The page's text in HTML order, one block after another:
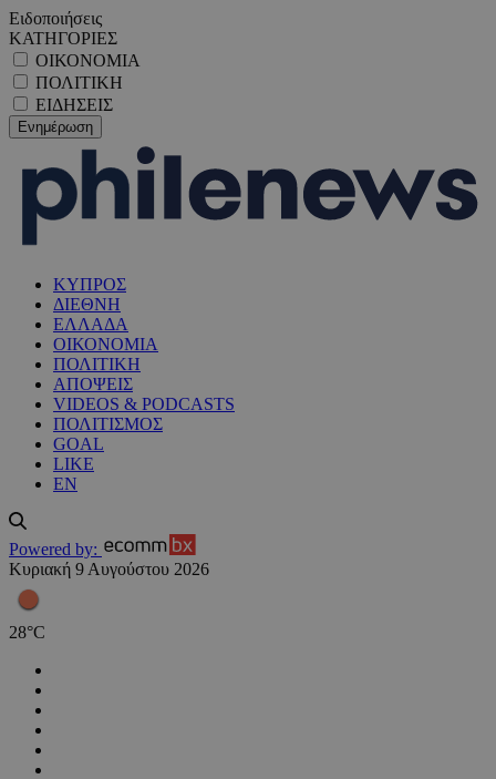
Ειδοποιήσεις
ΚΑΤΗΓΟΡΙΕΣ
ΟΙΚΟΝΟΜΙΑ
ΠΟΛΙΤΙΚΗ
ΕΙΔΗΣΕΙΣ
ΚΥΠΡΟΣ
ΔΙΕΘΝΗ
ΕΛΛΑΔΑ
ΟΙΚΟΝΟΜΙΑ
ΠΟΛΙΤΙΚΗ
ΑΠΟΨΕΙΣ
VIDEOS & PODCASTS
ΠΟΛΙΤΙΣΜΟΣ
GOAL
LIKE
EN
Powered by:
Κυριακή 9 Αυγούστου 2026
28°C